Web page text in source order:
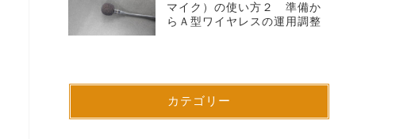
マイク）の使い方２ 準備か
らＡ型ワイヤレスの運用調整
カテゴリー